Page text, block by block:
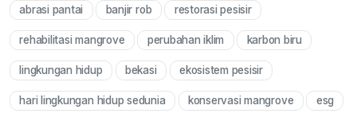
abrasi pantai banjir rob restorasi pesisir
rehabilitasi mangrove perubahan iklim karbon biru
lingkungan hidup bekasi ekosistem pesisir
hari lingkungan hidup sedunia konservasi mangrove esg